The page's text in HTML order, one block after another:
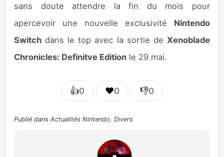
sans doute attendre la fin du mois pour
apercevoir une nouvelle exclusivité Nintendo
Switch dans le top avec la sortie de Xenoblade
Chronicles: Definitve Edition le 29 mai.
👍0 ❤️0 👎0
Publié dansActualités Nintendo,Divers